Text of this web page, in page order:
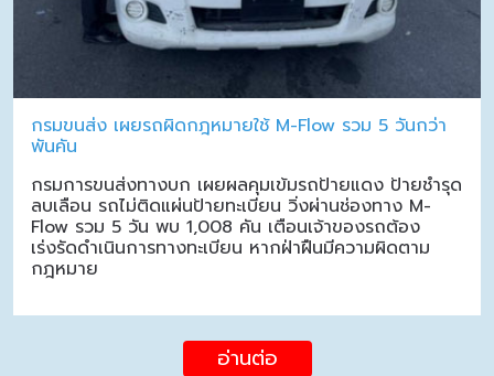
กรมขนส่ง เผยรถผิดกฎหมายใช้ M-Flow รวม 5 วันกว่า
พันคัน
กรมการขนส่งทางบก เผยผลคุมเข้มรถป้ายแดง ป้ายชำรุด
ลบเลือน รถไม่ติดแผ่นป้ายทะเบียน วิ่งผ่านช่องทาง M-
Flow รวม 5 วัน พบ 1,008 คัน เตือนเจ้าของรถต้อง
เร่งรัดดำเนินการทางทะเบียน หากฝ่าฝืนมีความผิดตาม
กฎหมาย
อ่านต่อ